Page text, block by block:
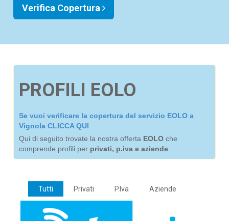
Verifica Copertura
PROFILI EOLO
Se vuoi verificare la copertura del servizio EOLO a
Vignola CLICCA QUI
Qui di seguito trovate la nostra offerta EOLO che
comprende profili per privati, p.iva e aziende
Tutti Privati P.Iva Aziende